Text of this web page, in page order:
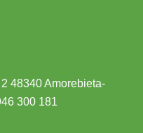
48340 Amorebieta-
300 181